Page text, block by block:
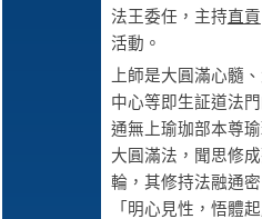
法王委任，主持直貢
活動。
上師是大圓滿心髓
中心等即生証道法
通無上瑜珈部本尊
大圓滿法，聞思修
輪，其修持法融通
「明心見性，悟體